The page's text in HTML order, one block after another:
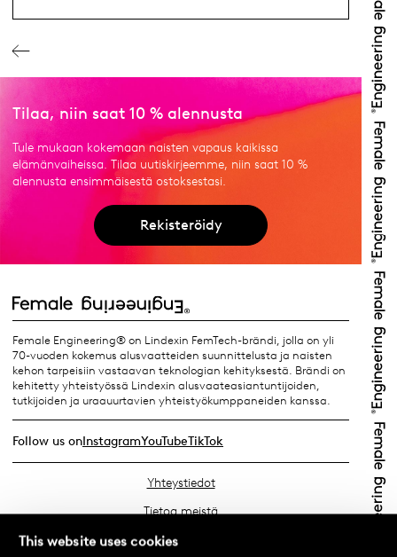
This website uses cookies
Tilaa, niin saat 10 % alennusta
Tule mukaan kokemaan naisten vapaus kaikissa
elämänvaiheissa. Tilaa uutiskirjeemme, niin saat 10 %
alennusta ensimmäisestä ostoksestasi.
Rekisteröidy
Female Engineering® on Lindexin FemTech-brändi, jolla on yli
70-vuoden kokemus alusvaatteiden suunnittelusta ja naisten
kehon tarpeisiin vastaavan teknologian kehityksestä. Brändi on
kehitetty yhteistyössä Lindexin alusvaateasiantuntijoiden,
tutkijoiden ja uraauurtavien yhteistyökumppaneiden kanssa.
Follow us onInstagramYouTubeTikTok
Yhteystiedot
Tietoa meistä
Etsi lähin myymäläsi